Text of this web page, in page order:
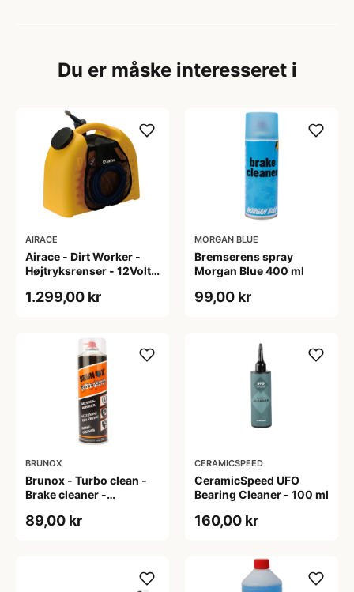
Du er måske interesseret i
AIRACE
Airace - Dirt Worker -
Højtryksrenser - 12Volt -
1.299,00 kr
MORGAN BLUE
Bremserens spray
Morgan Blue 400 ml
99,00 kr
BRUNOX
Brunox - Turbo clean -
Brake cleaner -
89,00 kr
CERAMICSPEED
CeramicSpeed UFO
Bearing Cleaner - 100 ml
160,00 kr